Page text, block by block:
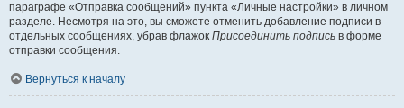
параграфе «Отправка сообщений» пункта «Личные настройки» в личном
разделе. Несмотря на это, вы сможете отменить добавление подписи в
отдельных сообщениях, убрав флажок Присоединить подпись в форме
отправки сообщения.
Вернуться к началу